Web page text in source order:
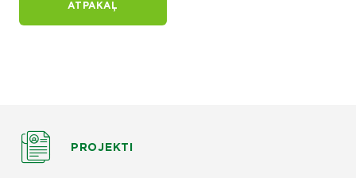
ATPAKAĻ
PROJEKTI